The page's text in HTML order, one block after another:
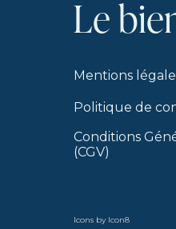
Le
Mentions
Politique de
Conditions
(CGV)
Icons by Icon8